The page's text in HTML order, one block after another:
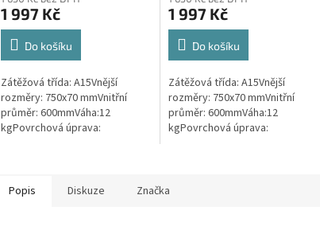
je
4,5
5
hvězdiček.
1 997 Kč
Do košíku
Zátěžová třída: A15Vnější
rozměry: 750x70 mmVnitřní
průměr: 600mmVáha:12
kgPovrchová úprava:
je
4,6
5
hvězdiček.
1 997 Kč
Do košíku
Zátěžová třída: A15Vnější
rozměry: 750x70 mmVnitřní
průměr: 600mmVáha:12
kgPovrchová úprava:
uzamčení/zajištění...
Popis Diskuze Značka